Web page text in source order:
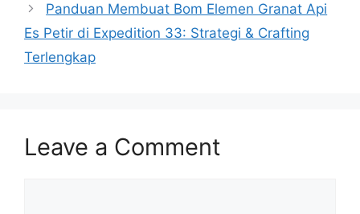
Panduan Membuat Bom Elemen Granat Api
Es Petir di Expedition 33: Strategi & Crafting
Terlengkap
Leave a Comment